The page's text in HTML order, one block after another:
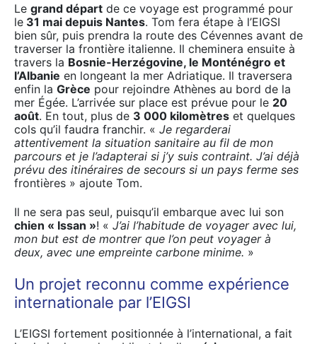
Le grand départ de ce voyage est programmé pour
le 31 mai depuis Nantes. Tom fera étape à l’EIGSI
bien sûr, puis prendra la route des Cévennes avant de
traverser la frontière italienne. Il cheminera ensuite à
travers la Bosnie-Herzégovine, le Monténégro et
l’Albanie en longeant la mer Adriatique. Il traversera
enfin la Grèce pour rejoindre Athènes au bord de la
mer Égée. L’arrivée sur place est prévue pour le 20
août. En tout, plus de 3 000 kilomètres et quelques
cols qu’il faudra franchir. « Je regarderai
attentivement la situation sanitaire au fil de mon
parcours et je l’adapterai si j’y suis contraint. J’ai déjà
prévu des itinéraires de secours si un pays ferme ses
frontières » ajoute Tom.
Il ne sera pas seul, puisqu’il embarque avec lui son
chien « Issan »! « J’ai l’habitude de voyager avec lui,
mon but est de montrer que l’on peut voyager à
deux, avec une empreinte carbone minime. »
Un projet reconnu comme expérience
internationale par l’EIGSI
L’EIGSI fortement positionnée à l’international, a fait